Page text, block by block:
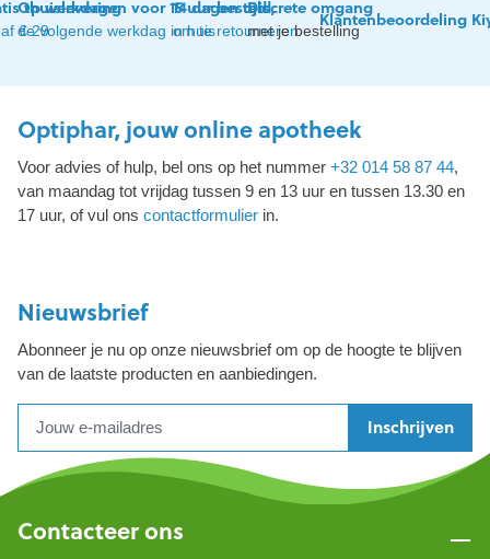
thuislevering
€ 29
Op werkdagen voor 15 uur besteld,
de volgende werkdag in huis
14 dagen tijd
om te retourneren
Discrete omgang
met je bestelling
Klantenbeoordeling
Optiphar, jouw online apotheek
Voor advies of hulp, bel ons op het nummer +32 014 58 87 44,
van maandag tot vrijdag tussen 9 en 13 uur en tussen 13.30 en
17 uur, of vul ons contactformulier in.
Nieuwsbrief
Abonneer je nu op onze nieuwsbrief om op de hoogte te blijven
van de laatste producten en aanbiedingen.
Inschrijven
Contacteer ons